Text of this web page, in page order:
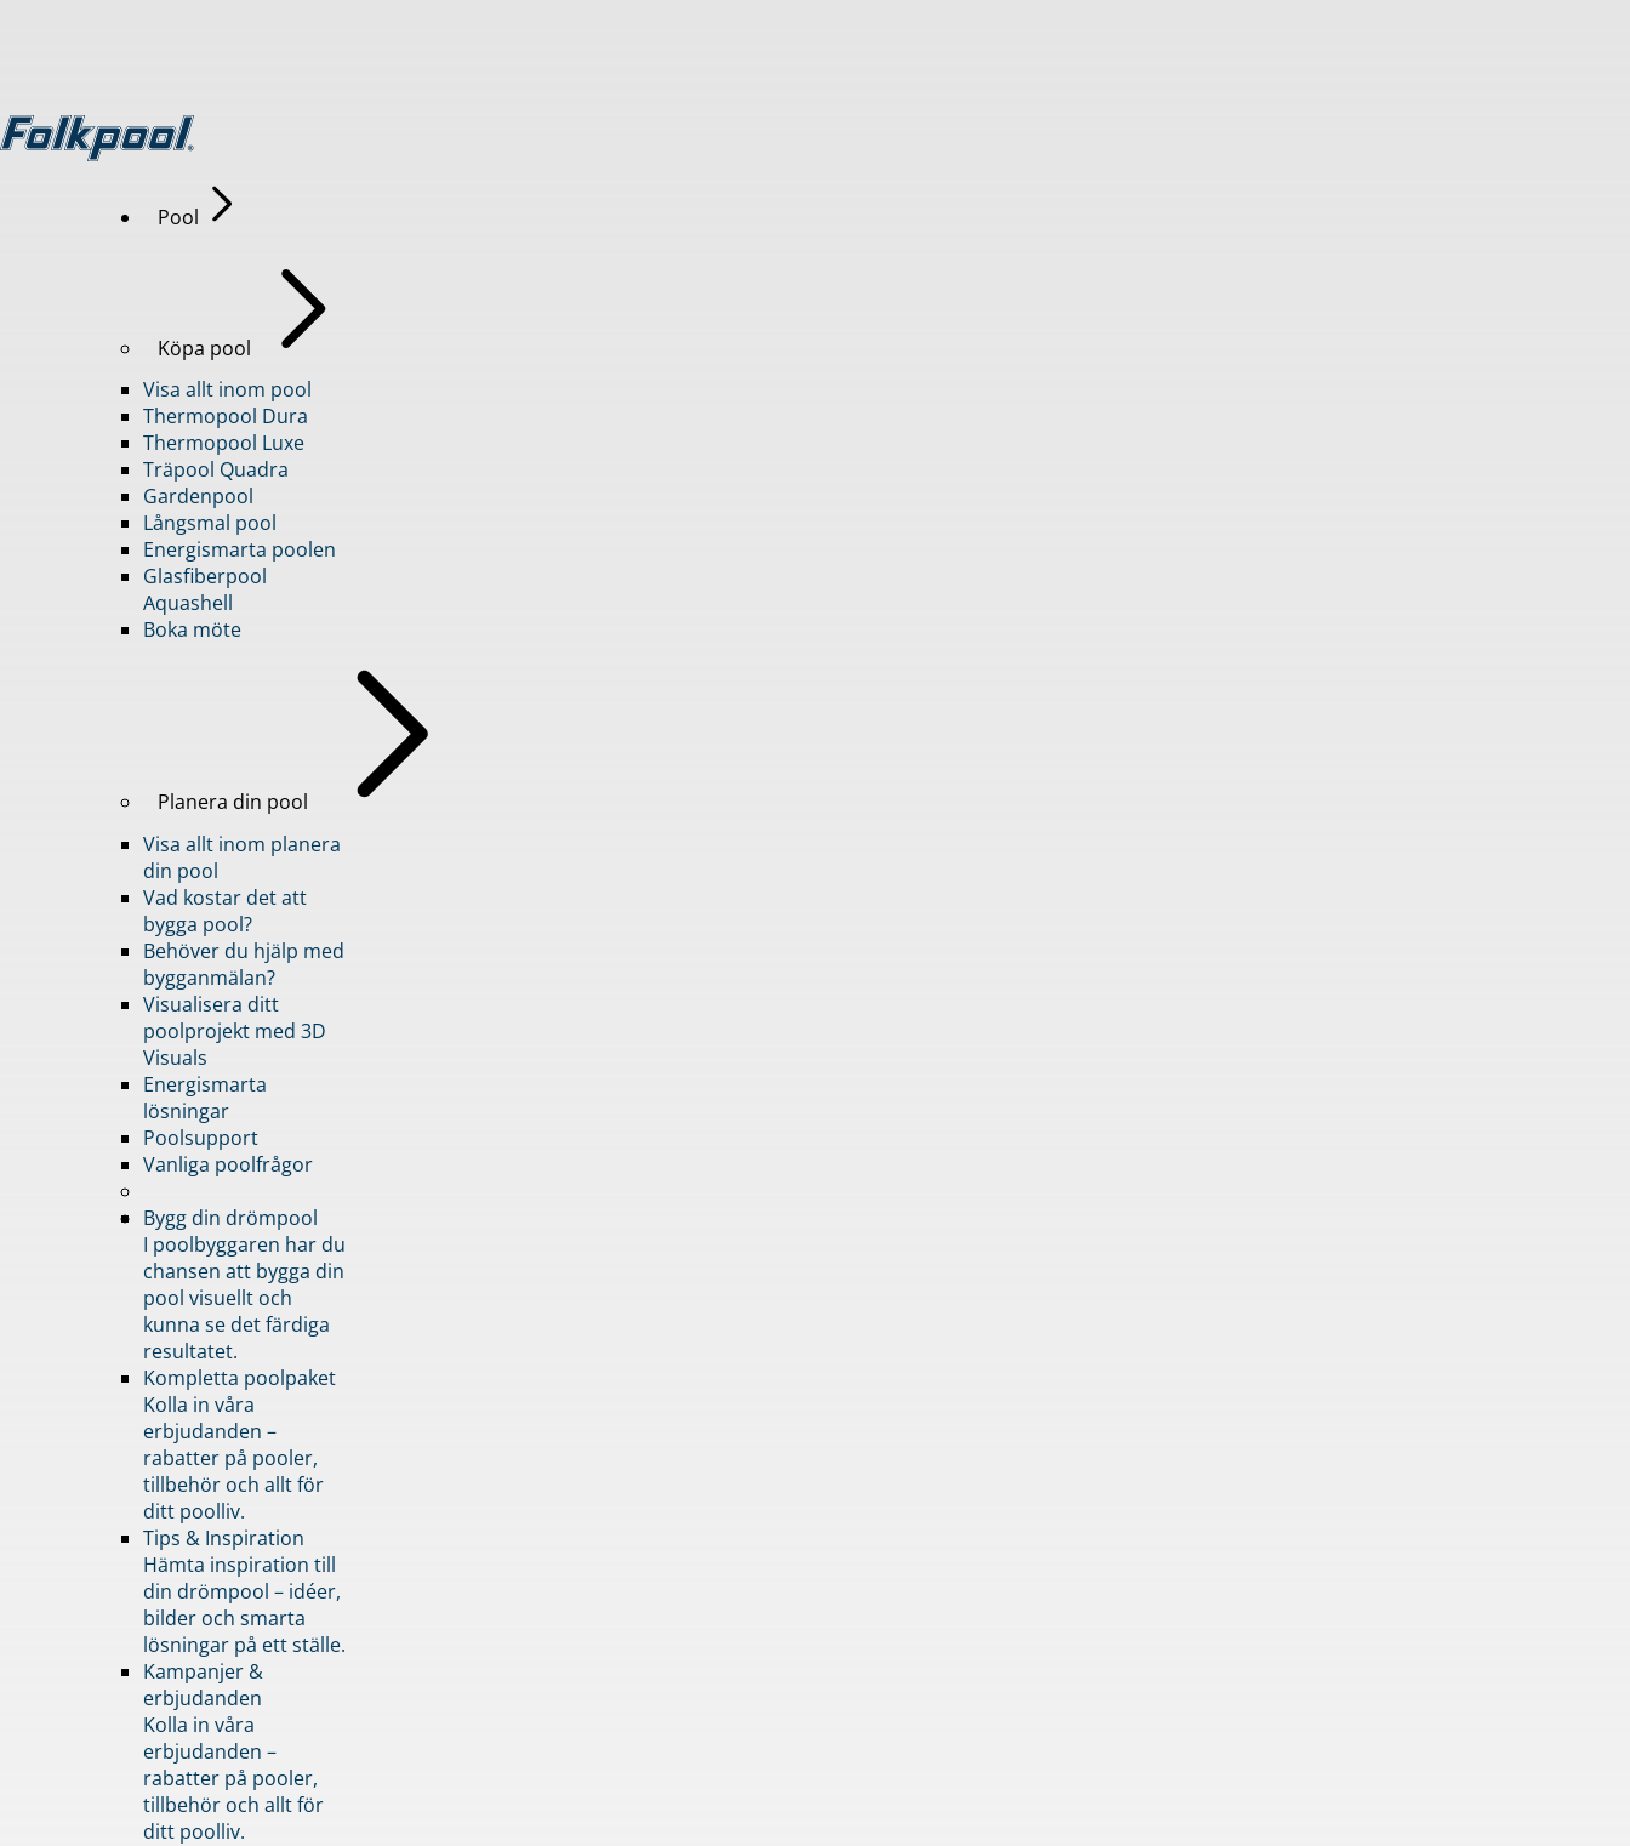
Pool
Köpa pool
Visa allt inom pool
Thermopool Dura
Thermopool Luxe
Träpool Quadra
Gardenpool
Långsmal pool
Energismarta poolen
Glasfiberpool
Aquashell
Boka möte
Planera din pool
Visa allt inom planera
din pool
Vad kostar det att
bygga pool?
Behöver du hjälp med
bygganmälan?
Visualisera ditt
poolprojekt med 3D
Visuals
Energismarta
lösningar
Poolsupport
Vanliga poolfrågor
Bygg din drömpool
I poolbyggaren har du
chansen att bygga din
pool visuellt och
kunna se det färdiga
resultatet.
Kompletta poolpaket
Kolla in våra
erbjudanden –
rabatter på pooler,
tillbehör och allt för
ditt poolliv.
Tips & Inspiration
Hämta inspiration till
din drömpool – idéer,
bilder och smarta
lösningar på ett ställe.
Kampanjer &
erbjudanden
Kolla in våra
erbjudanden –
rabatter på pooler,
tillbehör och allt för
ditt poolliv.